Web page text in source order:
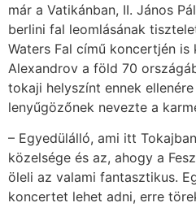
már a Vatikánban, II. János
berlini fal leomlásának
Waters Fal című koncertjén
Alexandrov a föld 70
tokaji helyszínt ennek
lenyűgözőnek nevezte a
– Egyedülálló, ami itt
közelsége és az, ahogy a
öleli az valami fantasztikus.
koncertet lehet adni, erre